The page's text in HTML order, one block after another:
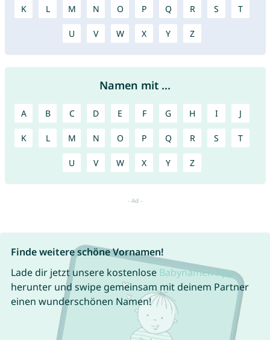
K L M N O P Q R S T
U V W X Y Z
Namen mit ...
A B C D E F G H I J
K L M N O P Q R S T
U V W X Y Z
Finde weitere schöne Vornamen!
Lade dir jetzt unsere kostenlose Babynamen App
herunter und swipe gemeinsam mit deinem Partner
einen wunderschönen Namen!